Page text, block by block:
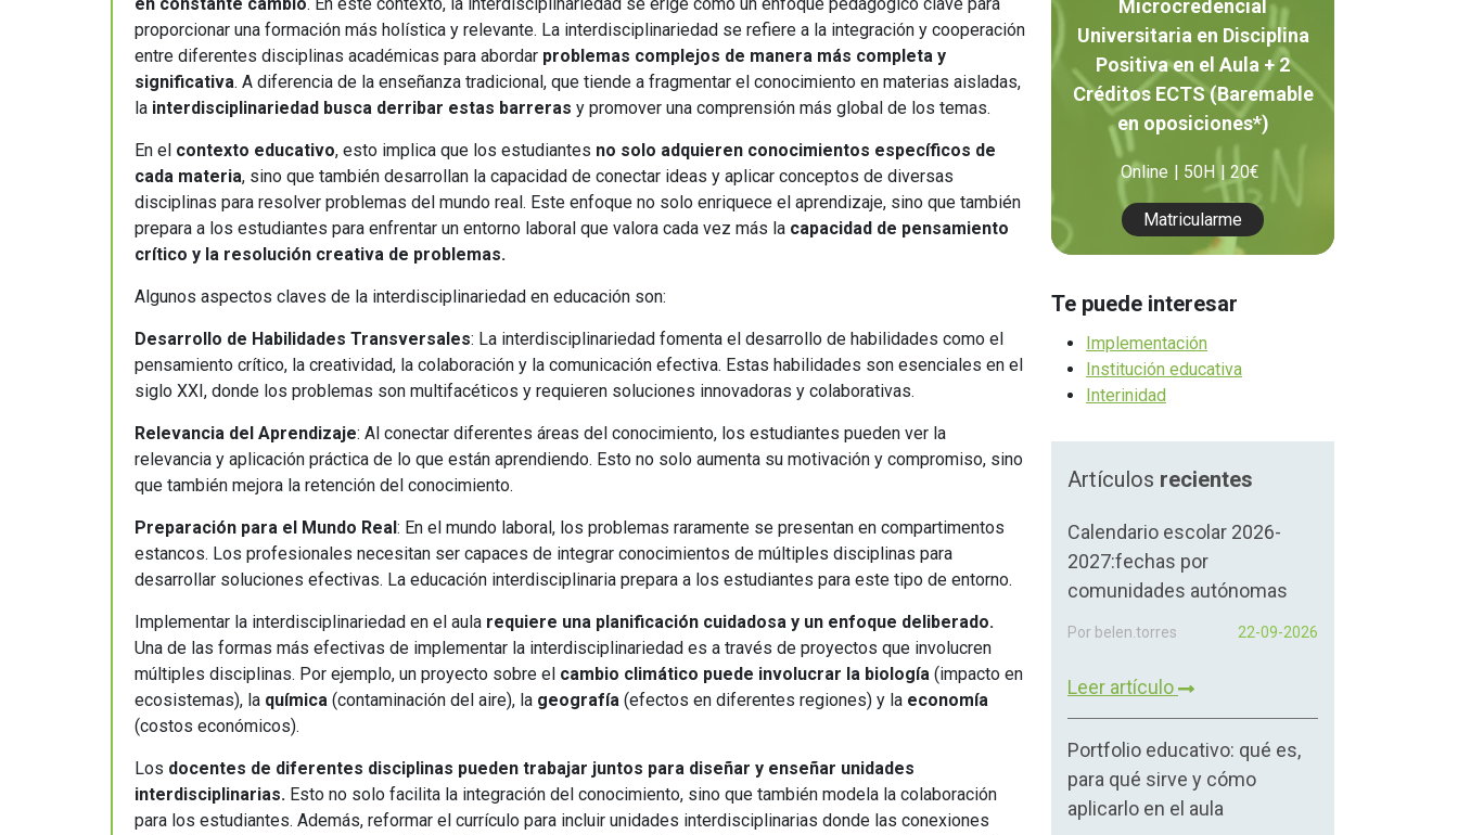
Ver Cursos
Universitaria
Masteres Educación
Cursos Formación
Profesorado
Másteres Oficiales
Masters Profesionales
Cursos para oposiciones
Responsabilidad Social e
Intervención
Salud y Actividad Física
proporcionar una formación más holística y relevante. La interdisciplinariedad se refiere a la integración y cooperación
entre diferentes disciplinas académicas para abordar problemas complejos de manera más completa y
significativa. A diferencia de la enseñanza tradicional, que tiende a fragmentar el conocimiento en materias aisladas,
la interdisciplinariedad busca derribar estas barreras y promover una comprensión más global de los temas.
En el contexto educativo, esto implica que los estudiantes no solo adquieren conocimientos específicos de
cada materia, sino que también desarrollan la capacidad de conectar ideas y aplicar conceptos de diversas
disciplinas para resolver problemas del mundo real. Este enfoque no solo enriquece el aprendizaje, sino que también
prepara a los estudiantes para enfrentar un entorno laboral que valora cada vez más la capacidad de pensamiento
crítico y la resolución creativa de problemas.
Algunos aspectos claves de la interdisciplinariedad en educación son:
Desarrollo de Habilidades Transversales: La interdisciplinariedad fomenta el desarrollo de habilidades como el
pensamiento crítico, la creatividad, la colaboración y la comunicación efectiva. Estas habilidades son esenciales en el
siglo XXI, donde los problemas son multifacéticos y requieren soluciones innovadoras y colaborativas.
Relevancia del Aprendizaje: Al conectar diferentes áreas del conocimiento, los estudiantes pueden ver la
relevancia y aplicación práctica de lo que están aprendiendo. Esto no solo aumenta su motivación y compromiso, sino
que también mejora la retención del conocimiento.
Preparación para el Mundo Real: En el mundo laboral, los problemas raramente se presentan en compartimentos
estancos. Los profesionales necesitan ser capaces de integrar conocimientos de múltiples disciplinas para
desarrollar soluciones efectivas. La educación interdisciplinaria prepara a los estudiantes para este tipo de entorno.
Implementar la interdisciplinariedad en el aula requiere una planificación cuidadosa y un enfoque deliberado.
Una de las formas más efectivas de implementar la interdisciplinariedad es a través de proyectos que involucren
múltiples disciplinas. Por ejemplo, un proyecto sobre el cambio climático puede involucrar la biología (impacto en
ecosistemas), la química (contaminación del aire), la geografía (efectos en diferentes regiones) y la economía
(costos económicos).
Los docentes de diferentes disciplinas pueden trabajar juntos para diseñar y enseñar unidades
interdisciplinarias. Esto no solo facilita la integración del conocimiento, sino que también modela la colaboración
para los estudiantes. Además, reformar el currículo para incluir unidades interdisciplinarias donde las conexiones
Microcredencial
Universitaria en Disciplina
Positiva en el Aula + 2
Créditos ECTS (Baremable
en oposiciones*)
Online 50H 20€
Matricularme
Te puede interesar
Implementación
Institución educativa
Interinidad
Artículos recientes
Calendario escolar 2026-
2027:fechas por
comunidades autónomas
Por belen.torres 22-09-2026
Leer artículo
Portfolio educativo: qué es,
para qué sirve y cómo
aplicarlo en el aula